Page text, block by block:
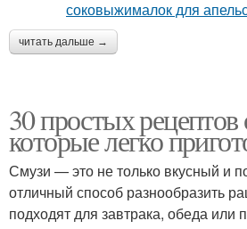
читать дальше →
30 простых рецептов
которые легко
Смузи — это не только вкусный и
отличный способ разнообразить
подходят для завтрака, обеда или